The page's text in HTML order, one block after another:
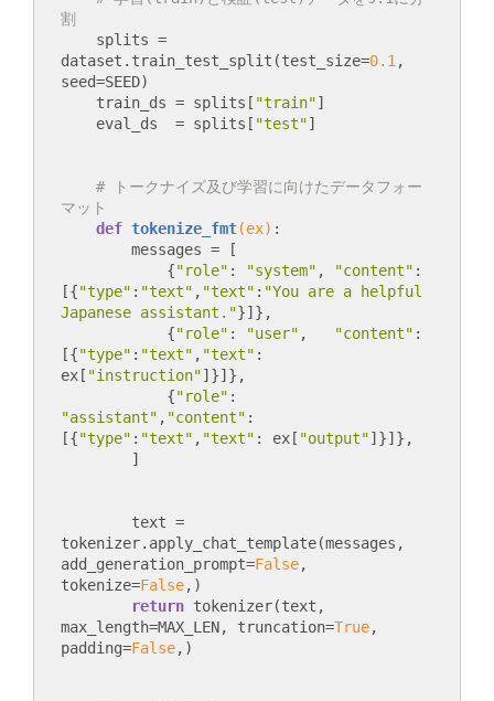
割
splits =
dataset.train_test_split(test_size=0.1 ,
seed=SEED)
train_ds = splits[ "train"]
eval_ds  = splits[ "test"
# トークナイズ及び学習に向けたデータフォー
マット
def tokenize_fmt(ex) :
messages = [
{"role" : "system" , "content" :
[{"type" : "text" , "text" : "You are a helpful
Japanese assistant."}]},
{"role" : "user" , "content" :
[{"type" : "text" , "text" :
ex[ "instruction"]}]},
{"role"
"assistant" , "content" :
[{"type" : "text" , "text" : ex[ "output"]}]},
text =
tokenizer.apply_chat_template(messages,
add_generation_prompt=False,
tokenize=False,)
return tokenizer(text,
max_length=MAX_LEN, truncation=True,
padding=False